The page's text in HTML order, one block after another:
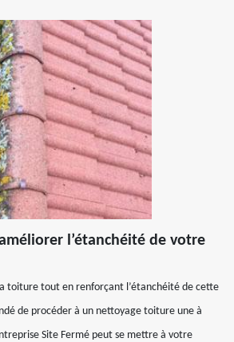
l’étanchéité de votre
toiture tout en renforçant l’étanchéité de cette
de procéder à un nettoyage toiture une à
Site Fermé peut se mettre à votre